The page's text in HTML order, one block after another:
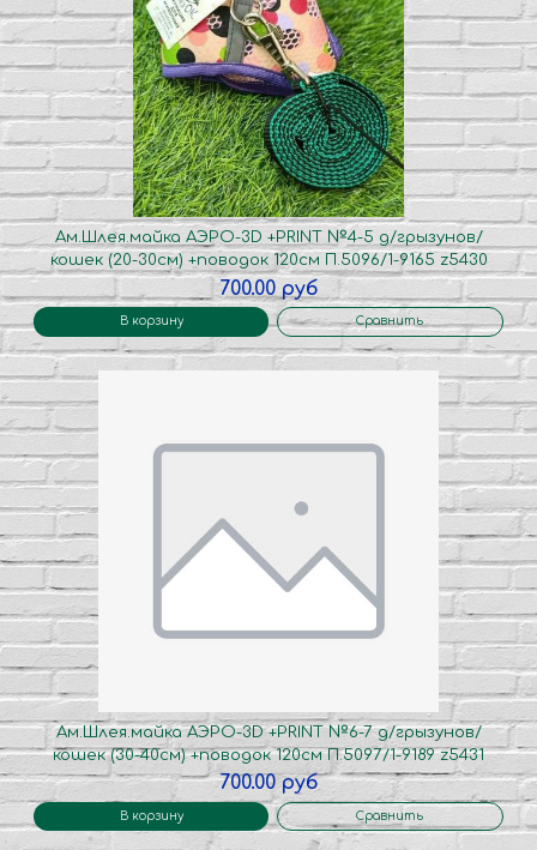
Ам.Шлея.майка АЭРО-3D +PRINT №4-5 д/грызунов/
кошек (20-30см) +поводок 120см П.5096/1-9165 z5430
700.00 руб
В корзину Сравнить
Ам.Шлея.майка АЭРО-3D +PRINT №6-7 д/грызунов/
кошек (30-40см) +поводок 120см П.5097/1-9189 z5431
700.00 руб
В корзину Сравнить